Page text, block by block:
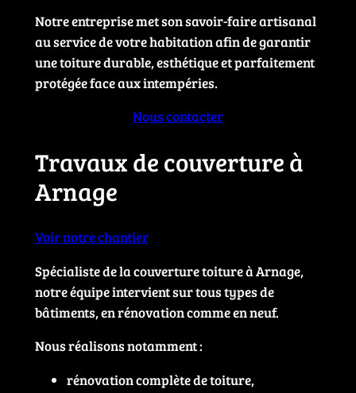
Notre entreprise met son savoir-faire artisanal
au service de votre habitation afin de garantir
une toiture durable, esthétique et parfaitement
protégée face aux intempéries.
Nous contacter
Travaux de couverture à
Arnage
Voir notre chantier
Spécialiste de la couverture toiture à Arnage,
notre équipe intervient sur tous types de
bâtiments, en rénovation comme en neuf.
Nous réalisons notamment :
rénovation complète de toiture,